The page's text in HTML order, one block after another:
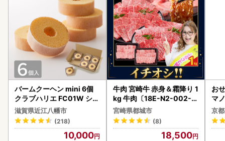
バームクーヘン mini 6個
クラブハリエ FC01W シェ
アボックス バウムクーヘ
ン
滋賀県近江八幡市
(218)
10,000
牛肉 宮崎牛 赤身＆霜降り 1
kg 牛肉〔18E-N2-002-1
kg-S4A6-CF〕
宮崎県都城市
(8)
18,500
お
マ
京